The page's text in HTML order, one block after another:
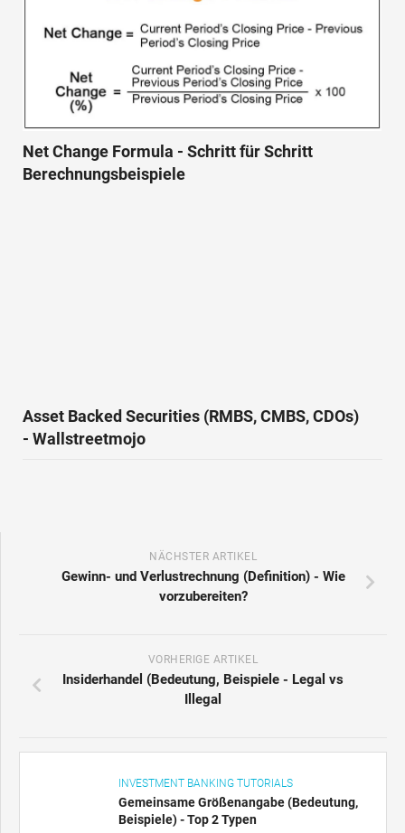
Net Change Formula - Schritt für Schritt
Berechnungsbeispiele
Asset Backed Securities (RMBS, CMBS, CDOs)
- Wallstreetmojo
NÄCHSTER ARTIKEL
Gewinn- und Verlustrechnung (Definition) - Wie
vorzubereiten?
VORHERIGE ARTIKEL
Insiderhandel (Bedeutung, Beispiele - Legal vs
Illegal
INVESTMENT BANKING TUTORIALS
Gemeinsame Größenangabe (Bedeutung,
Beispiele) - Top 2 Typen